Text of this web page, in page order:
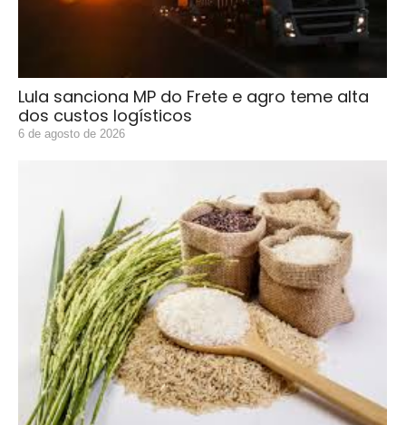
Lula sanciona MP do Frete e agro teme alta
dos custos logísticos
6 de agosto de 2026